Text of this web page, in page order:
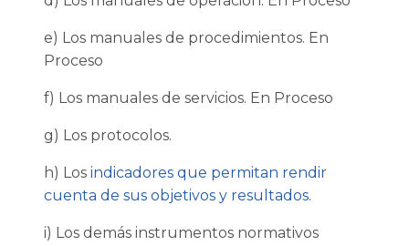
e) Los manuales de procedimientos. En
Proceso
f) Los manuales de servicios. En Proceso
g) Los protocolos.
h) Los indicadores que permitan rendir
cuenta de sus objetivos y resultados.
i) Los demás instrumentos normativos